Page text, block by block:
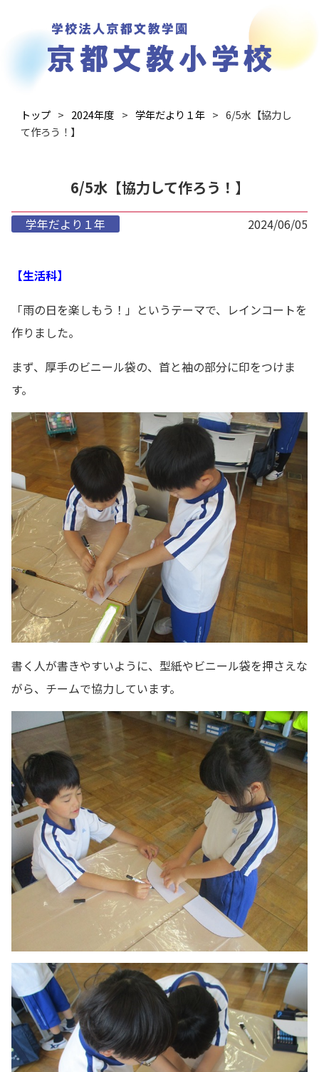
トップ 2024年度 学年だより１年
6/5水【協力し
て作ろう！】
6/5水【協力して作ろう！】
学年だより１年 2024/06/05
【生活科】
「雨の日を楽しもう！」というテーマで、レインコートを
作りました。
まず、厚手のビニール袋の、首と袖の部分に印をつけま
す。
書く人が書きやすいように、型紙やビニール袋を押さえな
がら、チームで協力しています。